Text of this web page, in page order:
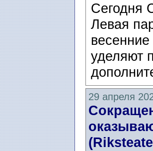
Сегодня
Левая
уделяют
29 апреля